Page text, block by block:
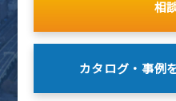
相
カタログ・事例